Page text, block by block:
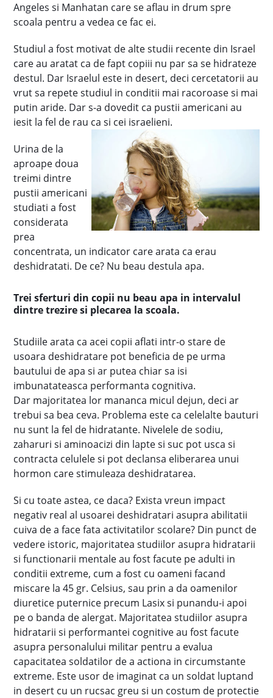
Angeles si Manhatan care se aflau in drum spre
scoala pentru a vedea ce fac ei.
Studiul a fost motivat de alte studii recente din Israel
care au aratat ca de fapt copiii nu par sa se hidrateze
destul. Dar Israelul este in desert, deci cercetatorii au
vrut sa repete studiul in conditii mai racoroase si mai
putin aride. Dar s-a dovedit ca pustii americani au
iesit la fel de rau ca si cei israelieni.
Urina de la
aproape doua
treimi dintre
pustii americani
studiati a fost
considerata
prea
concentrata, un indicator care arata ca erau
deshidratati. De ce? Nu beau destula apa.
Trei sferturi din copii nu beau apa in intervalul
dintre trezire si plecarea la scoala.
Studiile arata ca acei copii aflati intr-o stare de
usoara deshidratare pot beneficia de pe urma
bautului de apa si ar putea chiar sa isi
imbunatateasca performanta cognitiva.
Dar majoritatea lor mananca micul dejun, deci ar
trebui sa bea ceva. Problema este ca celelalte bauturi
nu sunt la fel de hidratante. Nivelele de sodiu,
zaharuri si aminoacizi din lapte si suc pot usca si
contracta celulele si pot declansa eliberarea unui
hormon care stimuleaza deshidratarea.
Si cu toate astea, ce daca? Exista vreun impact
negativ real al usoarei deshidratari asupra abilitatii
cuiva de a face fata activitatilor scolare? Din punct de
vedere istoric, majoritatea studiilor asupra hidratarii
si functionarii mentale au fost facute pe adulti in
conditii extreme, cum a fost cu oameni facand
miscare la 45 gr. Celsius, sau prin a da oamenilor
diuretice puternice precum Lasix si punandu-i apoi
pe o banda de alergat. Majoritatea studiilor asupra
hidratarii si performantei cognitive au fost facute
asupra personalului militar pentru a evalua
capacitatea soldatilor de a actiona in circumstante
extreme. Este usor de imaginat ca un soldat luptand
in desert cu un rucsac greu si un costum de protectie